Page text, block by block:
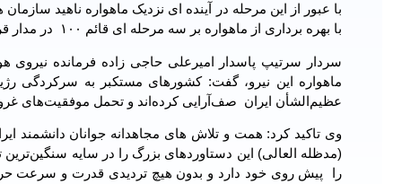
با عبور از این مرحله در آینده ای نزدیک ماهواره ناهید
با بهره برداری از ماهواره بر سه مرحله ای قائم ۱۰۰ در مدار قرار می‌گیرد.
سردار سرتیپ پاسدار امیرعلی حاجی زاده فرمانده نیروی
ماهواره این نیرو، گفت: کشورهای مستکبر به سرکردگی
عظیم‌الشأن ایران صف‌آرایی کرده‌اند و تحمل موفقیت‌های غرور
وی تاکید کرد: همت و تلاش های مجاهدانه جوانان دانشمند
(مدظله العالی) این دستاوردهای بزرگ را در سایه
را پیش روی خود دارد و بدون هیچ تردیدی قدرت و سرعت